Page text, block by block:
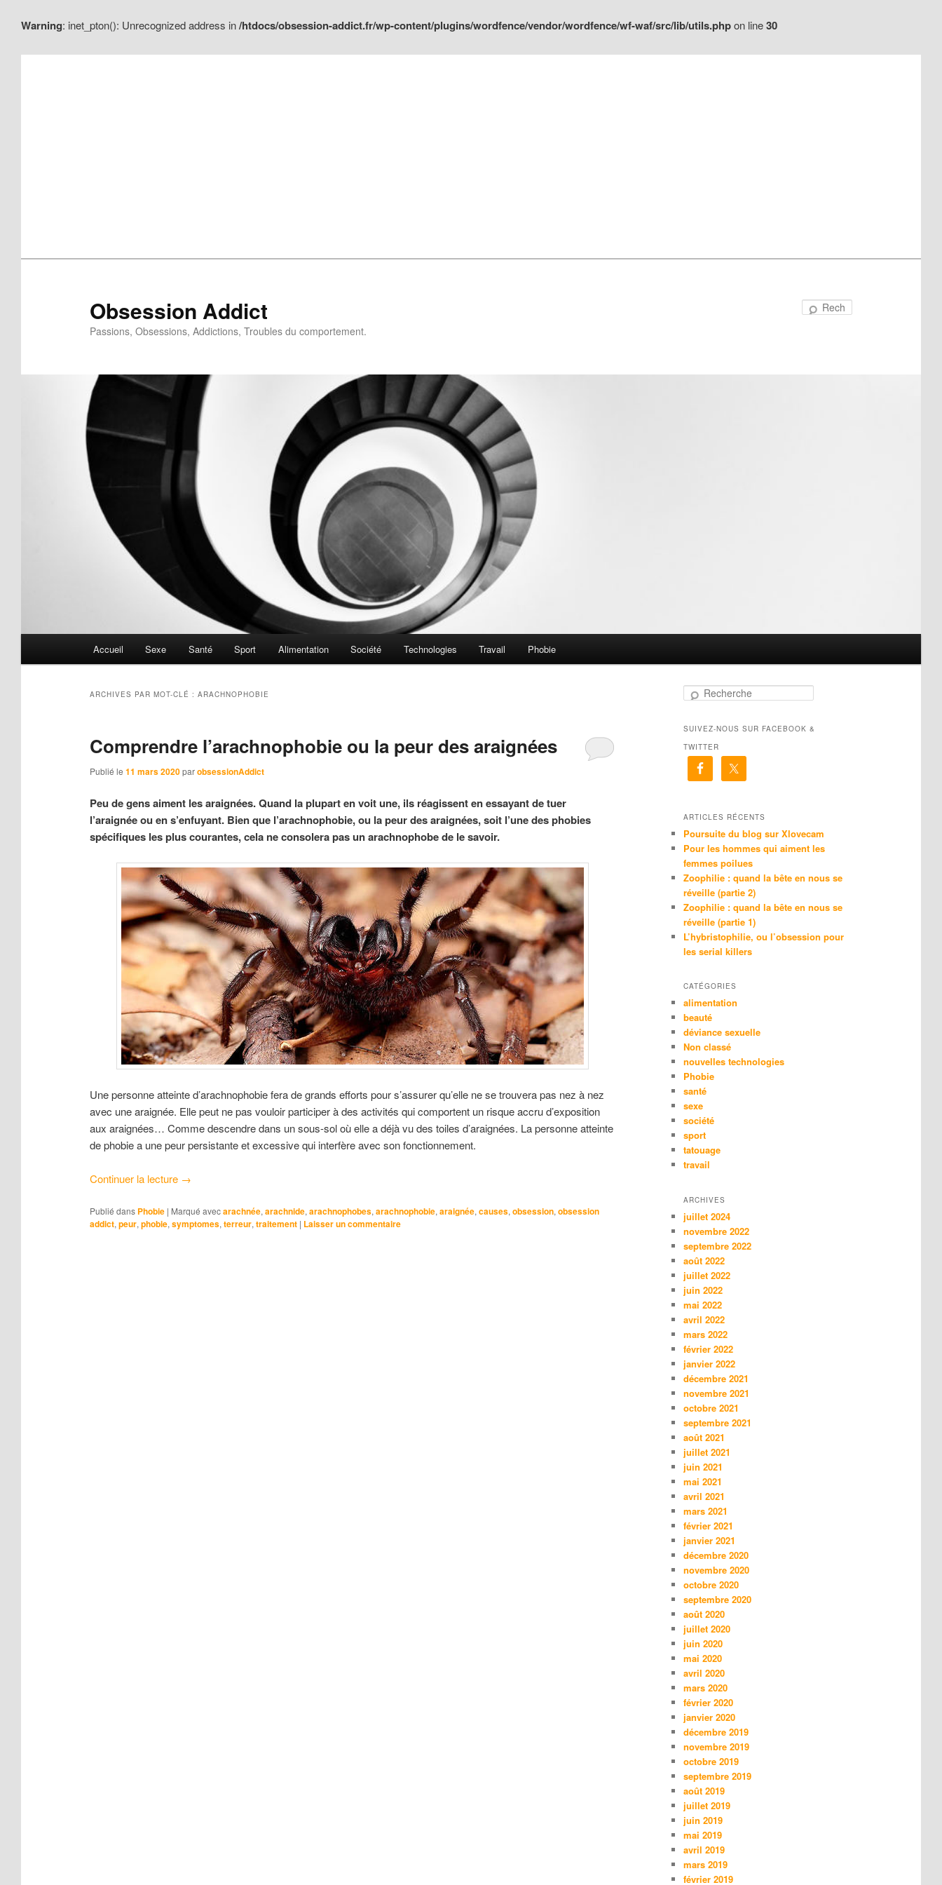
Warning: inet_pton(): Unrecognized address in/htdocs/obsession-addict.fr/wp-content/plugins/wordfence/vendor/wordfence/wf-waf/src/lib/utils.phpon line30
au
au
Obsession Addict
Passions, Obsessions, Addictions, Troubles du comportement.
Accueil Sexe Santé Sport Alimentation Société Technologies Travail Phobie
ARCHIVES PAR MOT-CLÉ : ARACHNOPHOBIE
Comprendre l’arachnophobie ou la peur des araignées
Publié le 11 mars 2020 parobsessionAddict
Peu de gens aiment les araignées. Quand la plupart en voit une, ils réagissent en essayant de tuer
l’araignée ou en s’enfuyant. Bien que l’arachnophobie, ou la peur des araignées, soit l’une des phobies
spécifiques les plus courantes, cela ne consolera pas un arachnophobe de le savoir.
Une personne atteinte d’arachnophobie fera de grands efforts pour s’assurer qu’elle ne se trouvera pas nez à nez
avec une araignée. Elle peut ne pas vouloir participer à des activités qui comportent un risque accru d’exposition
aux araignées… Comme descendre dans un sous-sol où elle a déjà vu des toiles d’araignées. La personne atteinte
de phobie a une peur persistante et excessive qui interfère avec son fonctionnement.
Continuer la lecture →
Publié dans Phobie | Marqué avec arachnée, arachnide, arachnophobes, arachnophobie, araignée, causes, obsession, obsession
addict, peur, phobie, symptomes, terreur, traitement | Laisser un commentaire
h
e
h
SUIVEZ-NOUS SUR FACEBOOK &
TWITTER
ARTICLES RÉCENTS
Poursuite du blog sur Xlovecam
Pour les hommes qui aiment les
femmes poilues
Zoophilie : quand la bête en nous se
réveille (partie 2)
Zoophilie : quand la bête en nous se
réveille (partie 1)
L’hybristophilie, ou l’obsession pour
les serial killers
CATÉGORIES
alimentation
beauté
déviance sexuelle
Non classé
nouvelles technologies
Phobie
santé
sexe
société
sport
tatouage
travail
ARCHIVES
juillet 2024
novembre 2022
septembre 2022
août 2022
juillet 2022
juin 2022
mai 2022
avril 2022
mars 2022
février 2022
janvier 2022
décembre 2021
novembre 2021
octobre 2021
septembre 2021
août 2021
juillet 2021
juin 2021
mai 2021
avril 2021
mars 2021
février 2021
janvier 2021
décembre 2020
novembre 2020
octobre 2020
septembre 2020
août 2020
juillet 2020
juin 2020
mai 2020
avril 2020
mars 2020
février 2020
janvier 2020
décembre 2019
novembre 2019
octobre 2019
septembre 2019
août 2019
juillet 2019
juin 2019
mai 2019
avril 2019
mars 2019
février 2019